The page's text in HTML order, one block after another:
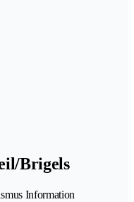
Brigels
Information